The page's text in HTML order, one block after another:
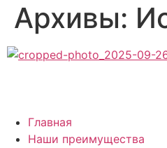
Архивы:
Главная
Наши преимущества